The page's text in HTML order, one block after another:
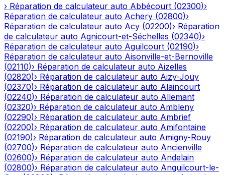
› Réparation de calculateur auto Abbécourt (02300)›
Réparation de calculateur auto Achery (02800)›
Réparation de calculateur auto Acy (02200)› Réparation
de calculateur auto Agnicourt-et-Séchelles (02340)›
Réparation de calculateur auto Aguilcourt (02190)›
Réparation de calculateur auto Aisonville-et-Bernoville
(02110)› Réparation de calculateur auto Aizelles
(02820)› Réparation de calculateur auto Aizy-Jouy
(02370)› Réparation de calculateur auto Alaincourt
(02240)› Réparation de calculateur auto Allemant
(02320)› Réparation de calculateur auto Ambleny
(02290)› Réparation de calculateur auto Ambrief
(02200)› Réparation de calculateur auto Amifontaine
(02190)› Réparation de calculateur auto Amigny-Rouy
(02700)› Réparation de calculateur auto Ancienville
(02600)› Réparation de calculateur auto Andelain
(02800)› Réparation de calculateur auto Anguilcourt-le-